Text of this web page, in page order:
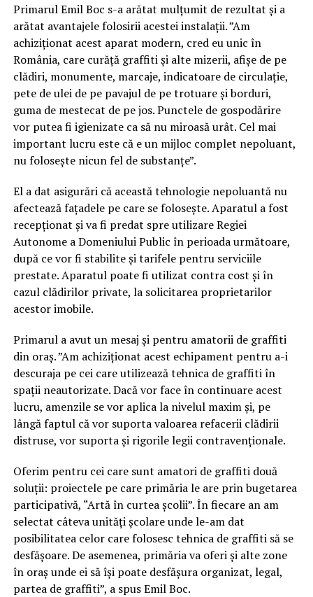
Primarul Emil Boc s-a arătat mulțumit de rezultat și a
arătat avantajele folosirii acestei instalații. ”Am
achiziționat acest aparat modern, cred eu unic în
România, care curăță graffiti și alte mizerii, afișe de pe
clădiri, monumente, marcaje, indicatoare de circulație,
pete de ulei de pe pavajul de pe trotuare și borduri,
guma de mestecat de pe jos. Punctele de gospodărire
vor putea fi igienizate ca să nu miroasă urât. Cel mai
important lucru este că e un mijloc complet nepoluant,
nu folosește nicun fel de substanțe”.
El a dat asigurări că această tehnologie nepoluantă nu
afectează fațadele pe care se folosește. Aparatul a fost
recepționat și va fi predat spre utilizare Regiei
Autonome a Domeniului Public în perioada următoare,
după ce vor fi stabilite și tarifele pentru serviciile
prestate. Aparatul poate fi utilizat contra cost și în
cazul clădirilor private, la solicitarea proprietarilor
acestor imobile.
Primarul a avut un mesaj și pentru amatorii de graffiti
din oraș. ”Am achiziționat acest echipament pentru a-i
descuraja pe cei care utilizează tehnica de graffiti în
spații neautorizate. Dacă vor face în continuare acest
lucru, amenzile se vor aplica la nivelul maxim și, pe
lângă faptul că vor suporta valoarea refacerii clădirii
distruse, vor suporta și rigorile legii contravenționale.
Oferim pentru cei care sunt amatori de graffiti două
soluții: proiectele pe care primăria le are prin bugetarea
participativă, “Artă în curtea școlii”. În fiecare an am
selectat câteva unități școlare unde le-am dat
posibilitatea celor care folosesc tehnica de graffiti să se
desfășoare. De asemenea, primăria va oferi și alte zone
în oraș unde ei să își poate desfășura organizat, legal,
partea de graffiti”, a spus Emil Boc.